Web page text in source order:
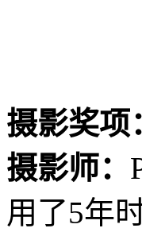
摄影奖项
摄影师：
用了5年